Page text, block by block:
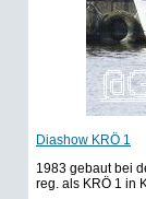
Diashow KRÖ 1
1983 gebaut bei
reg. als KRÖ 1 in